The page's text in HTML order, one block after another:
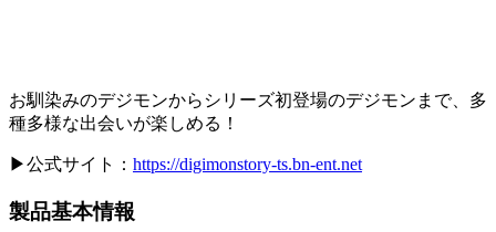
お馴染みのデジモンからシリーズ初登場のデジモンまで、多
種多様な出会いが楽しめる！
▶公式サイト： https://digimonstory-ts.bn-ent.net
製品基本情報